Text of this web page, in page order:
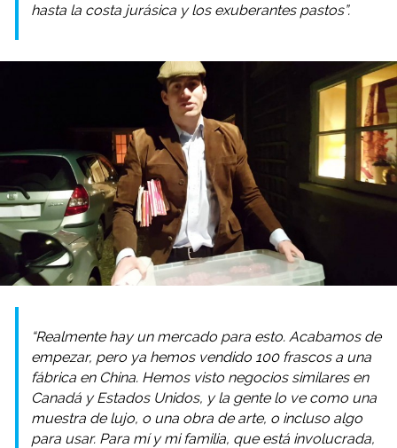
hasta la costa jurásica y los exuberantes pastos”.
“Realmente hay un mercado para esto. Acabamos de
empezar, pero ya hemos vendido 100 frascos a una
fábrica en China. Hemos visto negocios similares en
Canadá y Estados Unidos, y la gente lo ve como una
muestra de lujo, o una obra de arte, o incluso algo
para usar. Para mí y mi familia, que está involucrada,